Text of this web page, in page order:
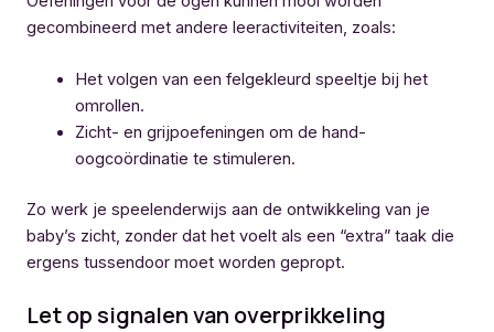
gecombineerd met andere leeractiviteiten, zoals:
Het volgen van een felgekleurd speeltje bij het
omrollen.
Zicht- en grijpoefeningen om de hand-
oogcoördinatie te stimuleren.
Zo werk je speelenderwijs aan de ontwikkeling van je
baby’s zicht, zonder dat het voelt als een “extra” taak die
ergens tussendoor moet worden gepropt.
Let op signalen van overprikkeling